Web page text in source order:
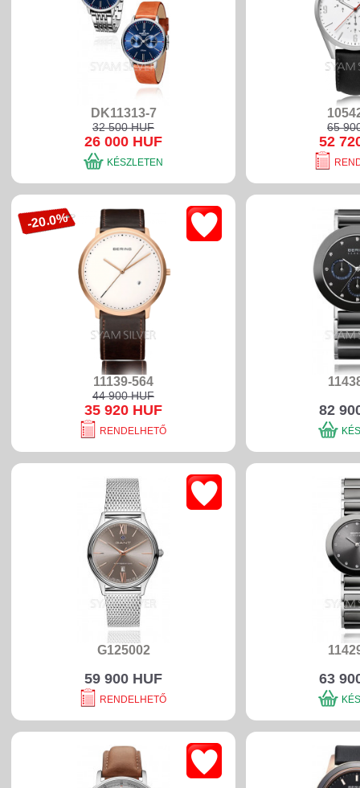
DK11313-7
32 500 HUF
26 000 HUF
KÉSZLETEN
65
52
11139-564
44 900 HUF
35 920 HUF
-20.0%
RENDELHETŐ
82
G125002
59 900 HUF
RENDELHETŐ
63